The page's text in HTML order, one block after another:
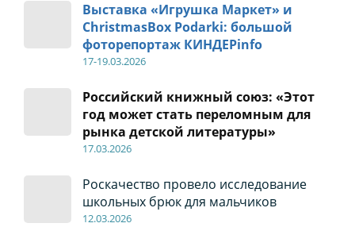
Выставка «Игрушка Маркет» и
ChristmasBox Podarki: большой
фоторепортаж КИНДЕРinfo
17-19.03.2026
Российский книжный союз: «Этот
год может стать переломным для
рынка детской литературы»
17.03.2026
Роскачество провело исследование
школьных брюк для мальчиков
12.03.2026